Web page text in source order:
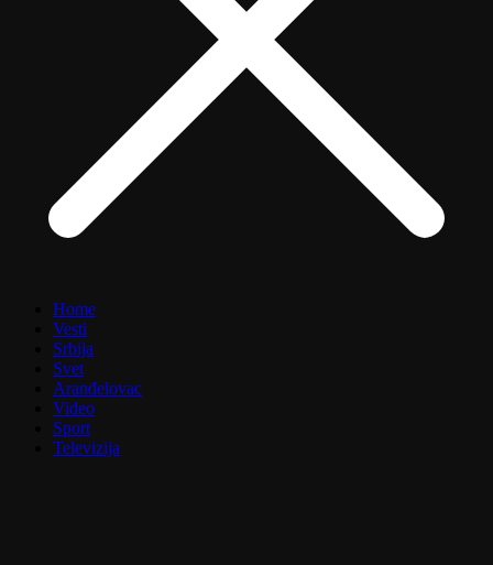
Home
Vesti
Srbija
Svet
Aranđelovac
Video
Sport
Televizija